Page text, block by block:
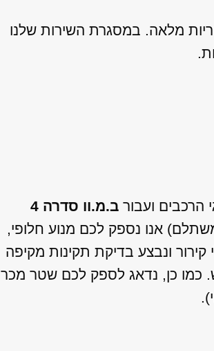
מלאה. במסגרת השירות שלנו
הרכבים ועבורב.מ.וו סדרה 4
אנו נספק לכם מנוע חלופי,
קירור ונבצע בדיקת תקינות מקיפה
כמו כן, נדאג לספק לכם שטר מכר